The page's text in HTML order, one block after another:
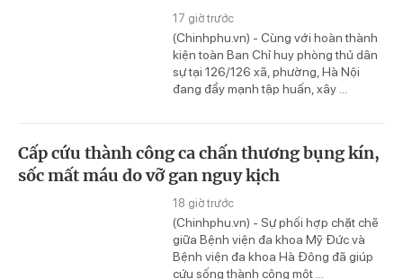
17 giờ trước
(Chinhphu.vn) - Cùng với hoàn thành
kiện toàn Ban Chỉ huy phòng thủ dân
sự tại 126/126 xã, phường, Hà Nội
đang đẩy mạnh tập huấn, xây ...
Cấp cứu thành công ca chấn thương bụng kín,
sốc mất máu do vỡ gan nguy kịch
18 giờ trước
(Chinhphu.vn) - Sự phối hợp chặt chẽ
giữa Bệnh viện đa khoa Mỹ Đức và
Bệnh viện đa khoa Hà Đông đã giúp
cứu sống thành công một ...